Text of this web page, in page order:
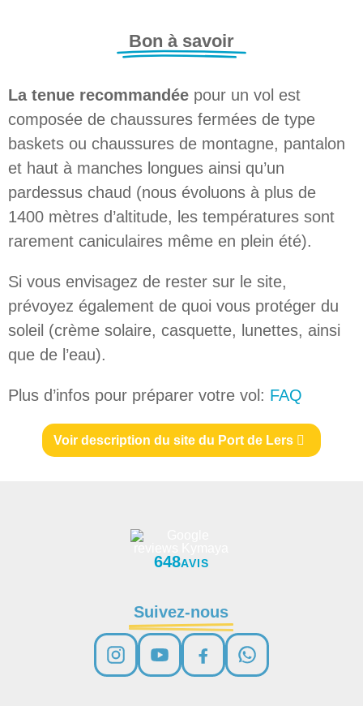
Bon à savoir
La tenue recommandée pour un vol est
composée de chaussures fermées de type
baskets ou chaussures de montagne, pantalon
et haut à manches longues ainsi qu’un
pardessus chaud (nous évoluons à plus de
1400 mètres d’altitude, les températures sont
rarement caniculaires même en plein été).
Si vous envisagez de rester sur le site,
prévoyez également de quoi vous protéger du
soleil (crème solaire, casquette, lunettes, ainsi
que de l’eau).
Plus d’infos pour préparer votre vol: FAQ
Voir description du site du Port de Lers
648AVIS
Suivez-nous